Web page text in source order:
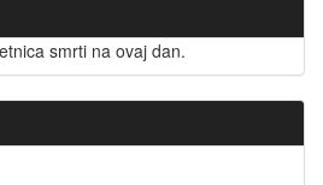
smrti na ovaj dan.